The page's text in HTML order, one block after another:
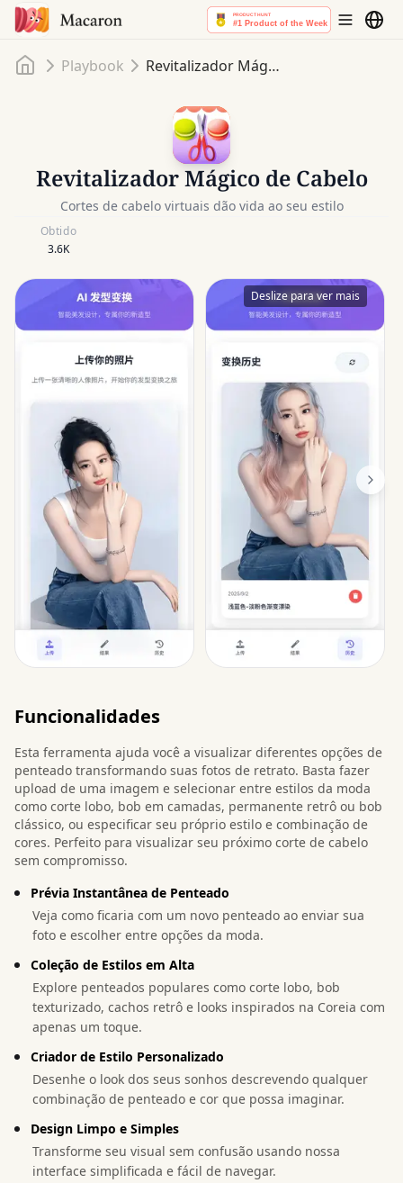
InícioPlaybook Revitalizador Mágico de Cabelo
Revitalizador Mágico de Cabelo
Cortes de cabelo virtuais dão vida ao seu estilo
Obtido
3.6K
Deslize para ver mais
Funcionalidades
Esta ferramenta ajuda você a visualizar diferentes opções de
penteado transformando suas fotos de retrato. Basta fazer
upload de uma imagem e selecionar entre estilos da moda
como corte lobo, bob em camadas, permanente retrô ou bob
clássico, ou especificar seu próprio estilo e combinação de
cores. Perfeito para visualizar seu próximo corte de cabelo
sem compromisso.
Prévia Instantânea de Penteado
Veja como ficaria com um novo penteado ao enviar sua
foto e escolher entre opções da moda.
Coleção de Estilos em Alta
Explore penteados populares como corte lobo, bob
texturizado, cachos retrô e looks inspirados na Coreia com
apenas um toque.
Criador de Estilo Personalizado
Desenhe o look dos seus sonhos descrevendo qualquer
combinação de penteado e cor que possa imaginar.
Design Limpo e Simples
Transforme seu visual sem confusão usando nossa
interface simplificada e fácil de navegar.